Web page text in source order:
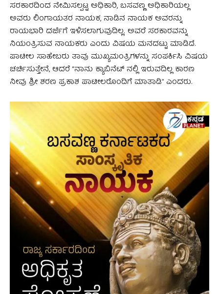
ಸರಕಾರದಿಂದ ನೇಮಿಸಲ್ಪಟ್ಟ ಅಧಿಕಾರಿ, ಬಸವಣ್ಣ ಅಧಿಕಾರಿಯಲ್ಲ
ಅವರು ಲಿಂಗಾಯತರ ನಾಯಕ, ನಾಡಿನ ನಾಯಕ ಅವರನ್ನು
ರಾಯಭಾರಿ ದರ್ಜೆಗೆ ಇಳಿಸಲಾಗುವುದಿಲ್ಲ. ಅವರೆ ಸರಕಾರವನ್ನು
ನಿಯಂತ್ರಿಸುವ ನಾಯಕರು ಎಂದು ವಿಷಯ ಮನದಟ್ಟು ಮಾಡಿದೆ.
ಪಾಟೀಲ ಸಾಹೇಬರು ತಾವು ಮುಖ್ಯಮಂತ್ರಿಗಳನ್ನು ಸಂಪರ್ಕಿಸಿ ವಿಷಯ
ಚರ್ಚಿಸುತ್ತೇನೆ, ಆದರೆ “ನಾನು ಕ್ಯಾಬಿನೆಟ್ ನಲ್ಲಿ ಇರುವದಿಲ್ಲ ಕಾರಣ
ನೀವು ಶ್ರೀ ಶರಣ ಪ್ರಕಾಶ ಪಾಟೀಲರೊಂದಿಗೆ ಮಾತಾಡಿ” ಎಂದರು.